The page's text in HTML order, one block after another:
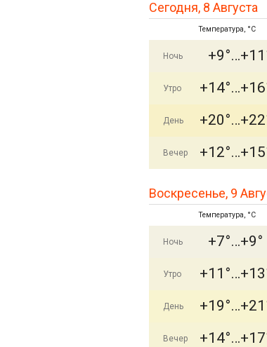
Сегодня, 8 Августа
Температура, °C
Ночь +9°
Утро +14°
День +20°
Вечер +12°
Воскресенье, 9
Температура, °C
Ночь +7° +9°
Утро +11°
День +19°
Вечер +14°